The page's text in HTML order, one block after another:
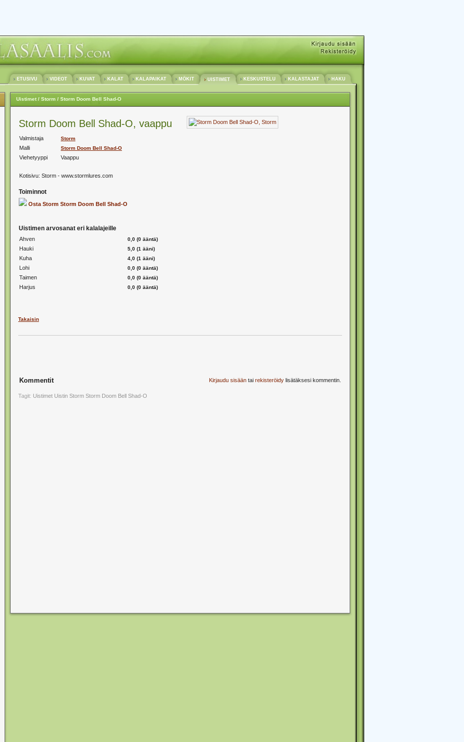
ETUSIVU VIDEOT KUVAT KALAT KALAPAIKAT MÖKIT UISTIMET KESKUSTELU KALASTAJAT HAKU
Uistimet / Storm / Storm Doom Bell Shad-O
Storm Doom Bell Shad-O, vaappu
Valmistaja Storm
Malli Storm Doom Bell Shad-O
Viehetyyppi Vaappu
Kotisivu: Storm - www.stormlures.com
Toiminnot
Osta Storm Storm Doom Bell Shad-O
Uistimen arvosanat eri kalalajeille
Ahven 0,0 (0 ääntä)
Hauki 5,0 (1 ääni)
Kuha 4,0 (1 ääni)
Lohi 0,0 (0 ääntä)
Taimen 0,0 (0 ääntä)
Harjus 0,0 (0 ääntä)
Takaisin
Kommentit Kirjaudu sisään tai rekisteröidy lisätäksesi kommentin.
Tagit: Uistimet Uistin Storm Storm Doom Bell Shad-O